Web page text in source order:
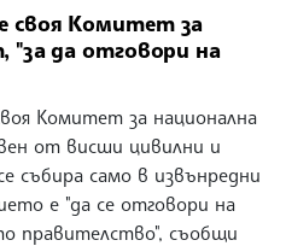
своя Комитет за
"за да отговори на
Комитет за национална
от висши цивилни и
събира само в извънредни
е "да се отговори на
правителство", съобщи